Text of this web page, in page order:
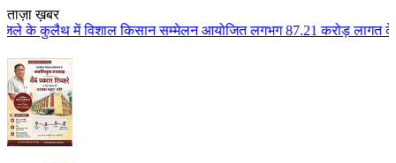
ताज़ा ख़बर
सम्मेलन आयोजित लगभग 87.21 करोड़ लागत के 41 विकास कार्यों का